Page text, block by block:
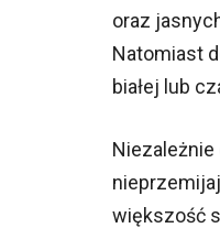
oraz
Natomiast
białej lub
Niezależnie
większość